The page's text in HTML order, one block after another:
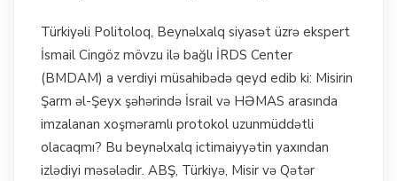
Türkiyəli Politoloq, Beynəlxalq siyasət üzrə ekspert
İsmail Cingöz mövzu ilə bağlı İRDS Center
(BMDAM) a verdiyi müsahibədə qeyd edib ki: Misirin
Şarm əl-Şeyx şəhərində İsrail və HƏMAS arasında
imzalanan xoşməramlı protokol uzunmüddətli
olacaqmı? Bu beynəlxalq ictimaiyyətin yaxından
izlədiyi məsələdir. ABŞ, Türkiyə, Misir və Qətər